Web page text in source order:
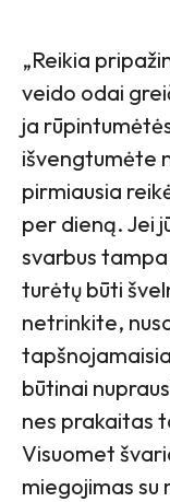
„Reikia
veido odai
ja
išvengtumėte
pirmiausia
per dieną. Jei
svarbus tampa
turėtų būti
netrinkite,
būtinai
nes prakaitas
Visuomet
miegojimas su